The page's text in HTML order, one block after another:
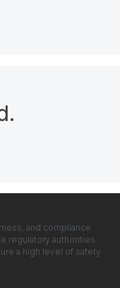
.
and compliance
regulatory authorities.
a high level of safety